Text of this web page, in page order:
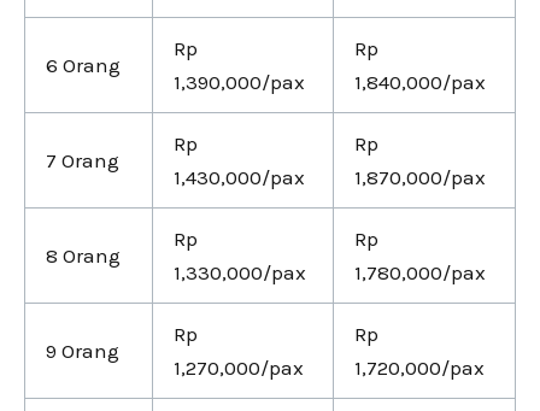
6 Orang
Rp
1,390,000/pax
Rp
1,840,000/pax
7 Orang
Rp
1,430,000/pax
Rp
1,870,000/pax
8 Orang
Rp
1,330,000/pax
Rp
1,780,000/pax
9 Orang
Rp
1,270,000/pax
Rp
1,720,000/pax